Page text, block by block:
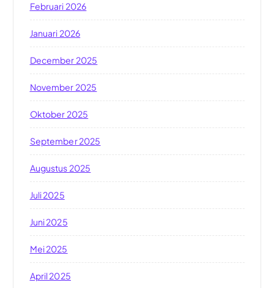
Februari 2026
Januari 2026
December 2025
November 2025
Oktober 2025
September 2025
Augustus 2025
Juli 2025
Juni 2025
Mei 2025
April 2025